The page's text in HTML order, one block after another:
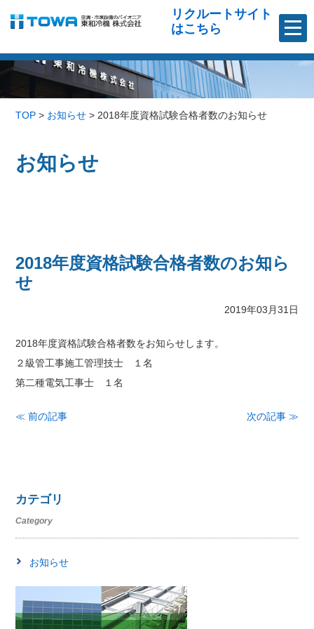
リクルートサイト
はこちら
TOP > お知らせ > 2018年度資格試験合格者数のお知らせ
お知らせ
2018年度資格試験合格者数のお知ら
せ
2019年03月31日
2018年度資格試験合格者数をお知らせします。
２級管工事施工管理技士 １名
第二種電気工事士 １名
≪ 前の記事 次の記事 ≫
カテゴリ
Category
お知らせ